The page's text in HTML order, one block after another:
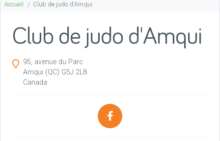
Accueil Club de judo d'Amqui
Club de judo d'Amqui
95, avenue du Parc
Amqui (QC) G5J 2L8
Canada